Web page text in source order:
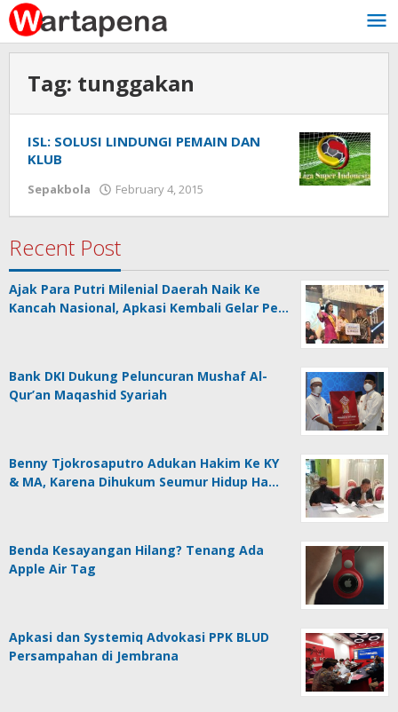
Skip
to
content
Tag: tunggakan
ISL: SOLUSI LINDUNGI PEMAIN DAN
KLUB
Sepakbola February 4, 2015
Recent Post
Ajak Para Putri Milenial Daerah Naik Ke
Kancah Nasional, Apkasi Kembali Gelar Pe…
Bank DKI Dukung Peluncuran Mushaf Al-
Qur’an Maqashid Syariah
Benny Tjokrosaputro Adukan Hakim Ke KY
& MA, Karena Dihukum Seumur Hidup Ha…
Benda Kesayangan Hilang? Tenang Ada
Apple Air Tag
Apkasi dan Systemiq Advokasi PPK BLUD
Persampahan di Jembrana